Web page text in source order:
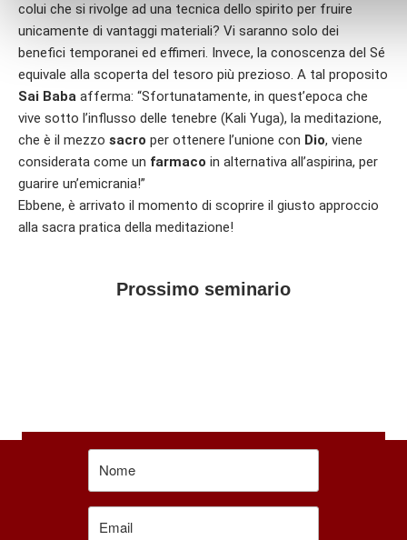
colui che si rivolge ad una tecnica dello spirito per fruire
unicamente di vantaggi materiali? Vi saranno solo dei
benefici temporanei ed effimeri. Invece, la conoscenza del Sé
equivale alla scoperta del tesoro più prezioso. A tal proposito
Sai Baba afferma: “Sfortunatamente, in quest’epoca che
vive sotto l’influsso delle tenebre (Kali Yuga), la meditazione,
che è il mezzo sacro per ottenere l’unione con Dio, viene
considerata come un farmaco in alternativa all’aspirina, per
guarire un’emicrania!”
Ebbene, è arrivato il momento di scoprire il giusto approccio
alla sacra pratica della meditazione!
Prossimo seminario